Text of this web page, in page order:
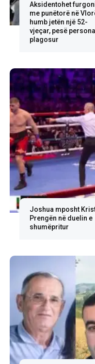
Aksidentohet
me punëtorë në
humb jetën një 52-
vjeçar, pesë
plagosur
Joshua mposht
Prengën në duelin e
shumëpritur